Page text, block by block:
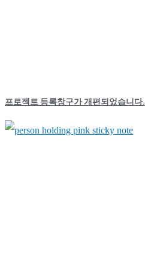
프로젝트 등록창구가 개편되었습니다.